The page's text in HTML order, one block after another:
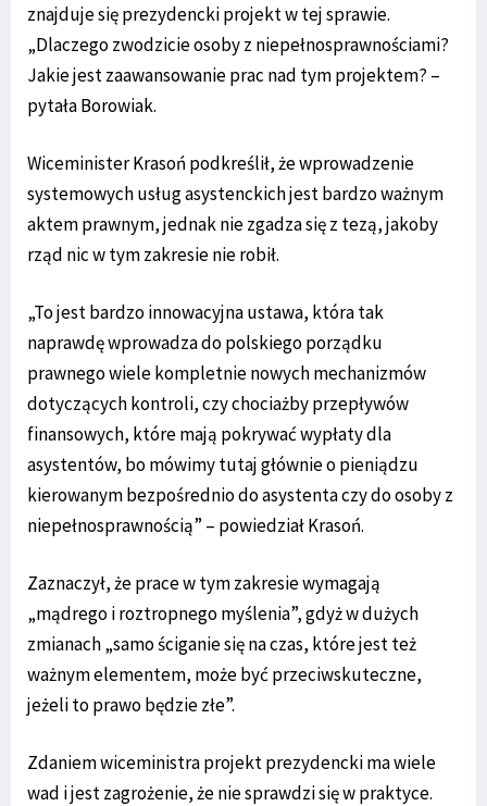
znajduje się prezydencki projekt w tej sprawie.
„Dlaczego zwodzicie osoby z niepełnosprawnościami?
Jakie jest zaawansowanie prac nad tym projektem? –
pytała Borowiak.
Wiceminister Krasoń podkreślił, że wprowadzenie
systemowych usług asystenckich jest bardzo ważnym
aktem prawnym, jednak nie zgadza się z tezą, jakoby
rząd nic w tym zakresie nie robił.
„To jest bardzo innowacyjna ustawa, która tak
naprawdę wprowadza do polskiego porządku
prawnego wiele kompletnie nowych mechanizmów
dotyczących kontroli, czy chociażby przepływów
finansowych, które mają pokrywać wypłaty dla
asystentów, bo mówimy tutaj głównie o pieniądzu
kierowanym bezpośrednio do asystenta czy do osoby z
niepełnosprawnością” – powiedział Krasoń.
Zaznaczył, że prace w tym zakresie wymagają
„mądrego i roztropnego myślenia”, gdyż w dużych
zmianach „samo ściganie się na czas, które jest też
ważnym elementem, może być przeciwskuteczne,
jeżeli to prawo będzie złe”.
Zdaniem wiceministra projekt prezydencki ma wiele
wad i jest zagrożenie, że nie sprawdzi się w praktyce.